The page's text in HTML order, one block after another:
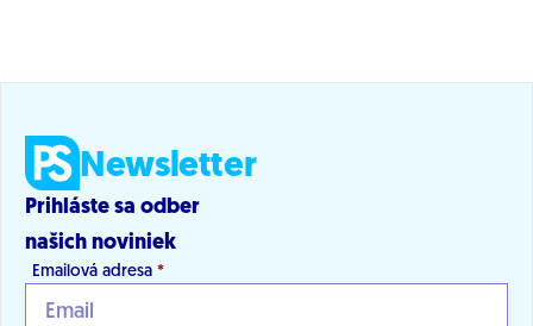
Newsletter
Prihláste sa odber
našich noviniek
Emailová adresa *